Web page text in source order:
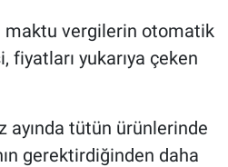
maktu vergilerin otomatik
fiyatları yukarıya çeken
ayında tütün ürünlerinde
gerektirdiğinden daha